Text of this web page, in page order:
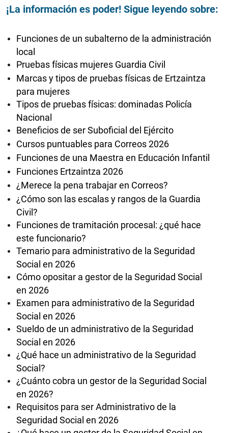
¡La información es poder! Sigue leyendo sobre:
Funciones de un subalterno de la administración
local
Pruebas físicas mujeres Guardia Civil
Marcas y tipos de pruebas físicas de Ertzaintza
para mujeres
Tipos de pruebas físicas: dominadas Policía
Nacional
Beneficios de ser Suboficial del Ejército
Cursos puntuables para Correos 2026
Funciones de una Maestra en Educación Infantil
Funciones Ertzaintza 2026
¿Merece la pena trabajar en Correos?
¿Cómo son las escalas y rangos de la Guardia
Civil?
Funciones de tramitación procesal: ¿qué hace
este funcionario?
Temario para administrativo de la Seguridad
Social en 2026
Cómo opositar a gestor de la Seguridad Social
en 2026
Examen para administrativo de la Seguridad
Social en 2026
Sueldo de un administrativo de la Seguridad
Social en 2026
¿Qué hace un administrativo de la Seguridad
Social?
¿Cuánto cobra un gestor de la Seguridad Social
en 2026?
Requisitos para ser Administrativo de la
Seguridad Social en 2026